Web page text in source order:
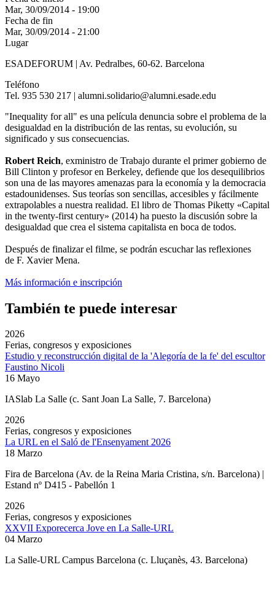
Mar, 30/09/2014 - 19:00
Fecha de fin
Mar, 30/09/2014 - 21:00
Lugar
ESADEFORUM | Av. Pedralbes, 60-62. Barcelona
Teléfono
Tel. 935 530 217 | alumni.solidario@alumni.esade.edu
"Inequality for all" es una película denuncia sobre el problema de la
desigualdad en la distribución de las rentas, su evolución, su
significado y sus consecuencias.
Robert Reich, exministro de Trabajo durante el primer gobierno de
Bill Clinton y profesor en Berkeley, defiende que los desequilibrios
son una de las mayores amenazas para la economía y la democracia
estadounidenses. Sus teorías son sencillas, accesibles y fácilmente
extrapolables a nuestra realidad. El libro de Thomas Piketty «Capital
in the twenty-first century» (2014) ha puesto la discusión sobre la
desigualdad que crea el sistema capitalista en boca de todos.
Después de finalizar el filme, se podrán escuchar las reflexiones
de F. Xavier Mena.
Más información e inscripción
También te puede interesar
2026
Ferias, congresos y exposiciones
Estudio y reconstrucción digital de la 'Alegoría de la fe' del escultor
Faustino Nicoli
16 Mayo
IASlab La Salle (c. Sant Joan La Salle, 7. Barcelona)
2026
Ferias, congresos y exposiciones
La URL en el Saló de l'Ensenyament 2026
18 Marzo
Fira de Barcelona (Av. de la Reina Maria Cristina, s/n. Barcelona) |
Estand nº D415 - Pabellón 1
2026
Ferias, congresos y exposiciones
XXVII Exporecerca Jove en La Salle-URL
04 Marzo
La Salle-URL Campus Barcelona (c. Lluçanès, 43. Barcelona)